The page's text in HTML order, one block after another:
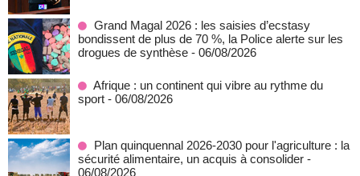
Grand Magal 2026 : les saisies d’ecstasy
bondissent de plus de 70 %, la Police alerte sur les
drogues de synthèse - 06/08/2026
Afrique : un continent qui vibre au rythme du
sport - 06/08/2026
Plan quinquennal 2026-2030 pour l'agriculture : la
sécurité alimentaire, un acquis à consolider -
06/08/2026